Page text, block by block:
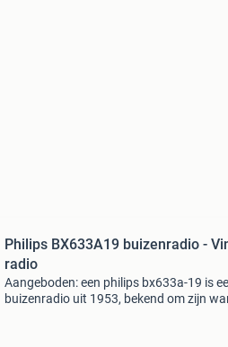
Philips BX633A19 buizenradio -
radio
Aangeboden: een philips bx633a-19 is
buizenradio uit 1953, bekend om zijn